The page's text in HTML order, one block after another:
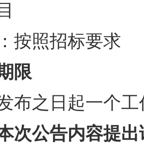
目
按照招标要求
限
布之日起一个工
次公告内容提